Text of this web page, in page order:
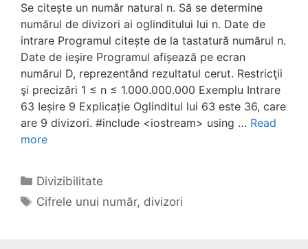
Se citește un număr natural n. Să se determine
numărul de divizori ai oglinditului lui n. Date de
intrare Programul citește de la tastatură numărul n.
Date de ieşire Programul afișează pe ecran
numărul D, reprezentând rezultatul cerut. Restricţii
şi precizări 1 ≤ n ≤ 1.000.000.000 Exemplu Intrare
63 Ieșire 9 Explicație Oglinditul lui 63 este 36, care
are 9 divizori. #include <iostream> using … Read
more
Categories
Divizibilitate
Tags
Cifrele unui număr, divizori